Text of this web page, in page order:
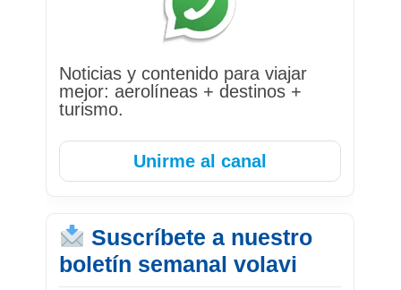
Noticias y contenido para viajar
mejor: aerolíneas + destinos +
turismo.
Unirme al canal
Suscríbete a nuestro
boletín semanal volavi